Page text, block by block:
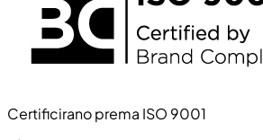
Certificirano prema ISO 9001